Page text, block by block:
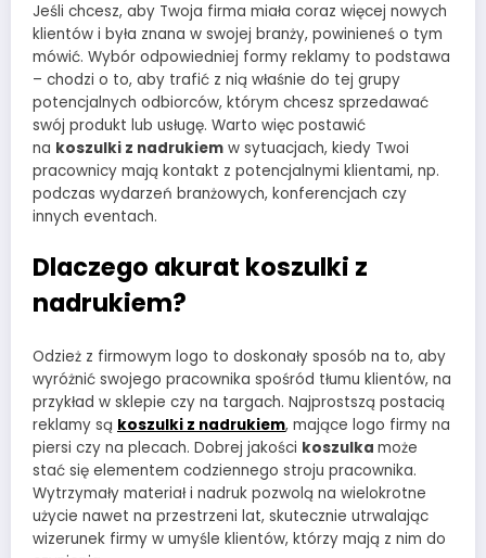
Jeśli chcesz, aby Twoja firma miała coraz więcej nowych
klientów i była znana w swojej branży, powinieneś o tym
mówić. Wybór odpowiedniej formy reklamy to podstawa
– chodzi o to, aby trafić z nią właśnie do tej grupy
potencjalnych odbiorców, którym chcesz sprzedawać
swój produkt lub usługę. Warto więc postawić
na koszulki z nadrukiem w sytuacjach, kiedy Twoi
pracownicy mają kontakt z potencjalnymi klientami, np.
podczas wydarzeń branżowych, konferencjach czy
innych eventach.
Dlaczego akurat koszulki z
nadrukiem?
Odzież z firmowym logo to doskonały sposób na to, aby
wyróżnić swojego pracownika spośród tłumu klientów, na
przykład w sklepie czy na targach. Najprostszą postacią
reklamy są koszulki z nadrukiem, mające logo firmy na
piersi czy na plecach. Dobrej jakości koszulka może
stać się elementem codziennego stroju pracownika.
Wytrzymały materiał i nadruk pozwolą na wielokrotne
użycie nawet na przestrzeni lat, skutecznie utrwalając
wizerunek firmy w umyśle klientów, którzy mają z nim do